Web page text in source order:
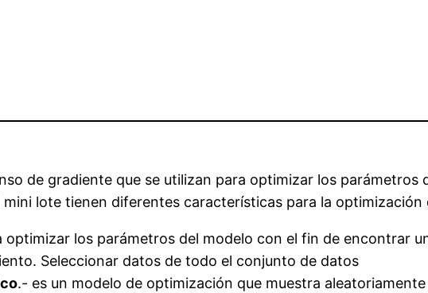
de gradiente que se utilizan para optimizar los parámetros
lote tienen diferentes características para la optimización
optimizar los parámetros del modelo con el fin de encontrar
Seleccionar datos de todo el conjunto de datos
.- es un modelo de optimización que muestra